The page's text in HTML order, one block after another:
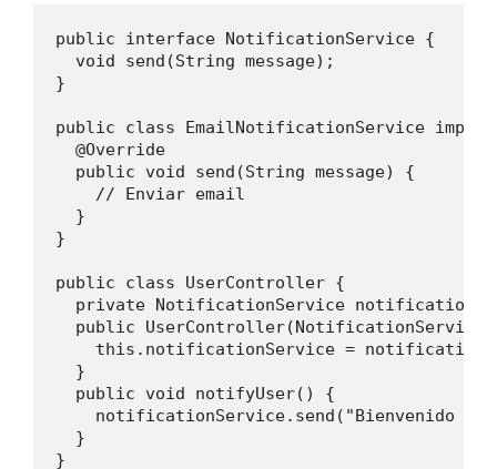
public interface NotificationService {
  void send(String message);
}
public class EmailNotificationService
  @Override
  public void send(String message) {
    // Enviar email
  }
}
public class UserController {
private NotificationService
public UserController(NotificationService
this.notificationService =
  }
  public void notifyUser() {
notificationService.send("Bienvenido a
  }